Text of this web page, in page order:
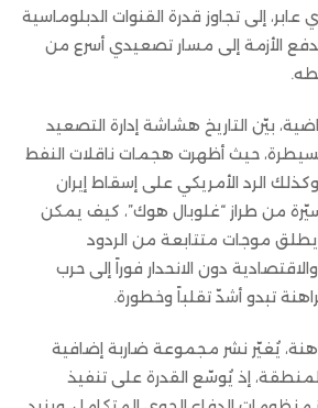
عابر، إلى تجاوز قدرة القنوات الدبلوماسية
الأزمة إلى مسار تصعيدي أسرع من
بيّن التاريخ هشاشة إدارة التصعيد
حيث أظهرت هجمات ناقلات النفط
الخليج عام 2019، وكذلك الرد الأمريكي على إسقاط إيران
من طراز “غلوبال هوك”، كيف يمكن
يطلق موجات متتابعة من الردود
دون الانحدار فوراً إلى حرب
تبدو أشدّ تقلباً وخطورة.
يُغيّر نشر مجموعة ضاربة إضافية
إذ يُوسّع القدرة على تنفيذ